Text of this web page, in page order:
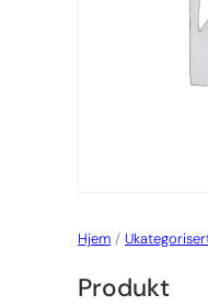
Hjem /
Produkt